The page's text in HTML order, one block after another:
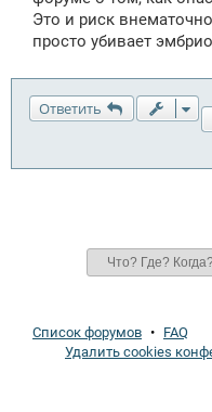
Это и риск
просто убивает
Ответить
Список форумов • FAQ
Удалить cookies